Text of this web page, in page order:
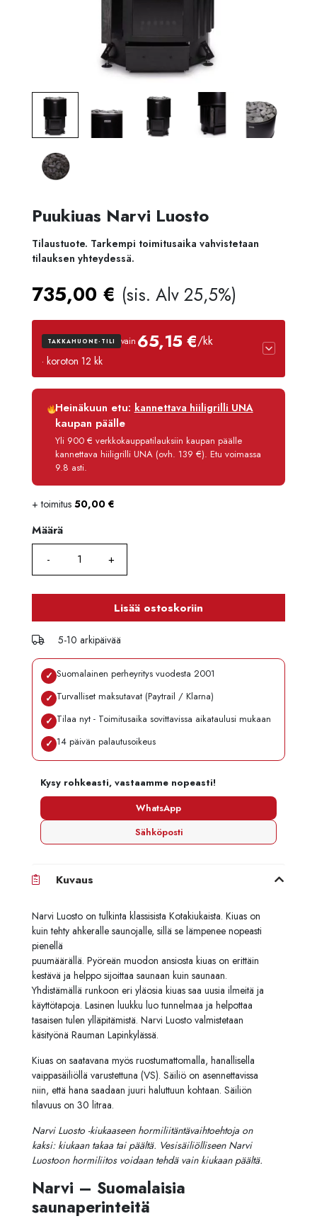
Puukiuas Narvi Luosto
Tilaustuote. Tarkempi toimitusaika vahvistetaan
tilauksen yhteydessä.
735,00 € (sis. Alv 25,5%)
TAKKAHUONE-TILI vain 65,15 €/kk
· koroton 12 kk
Luottoaika
12 kk
Korko
Käsittelymaksu
3,90 €/kk
Maksettava yhteensä
781,80 €
Heinäkuun etu: kannettava hiiligrilli UNA
kaupan päälle
Yli 900 € verkkokauppatilauksiin kaupan päälle
kannettava hiiligrilli UNA (ovh. 139 €). Etu voimassa
9.8 asti.
+ toimitus 50,00 €
Määrä
Määrä
Lisää ostoskoriin
5-10 arkipäivää
✓ Suomalainen perheyritys vuodesta 2001
✓ Turvalliset maksutavat (Paytrail / Klarna)
✓ Tilaa nyt - Toimitusaika sovittavissa aikataulusi mukaan
✓ 14 päivän palautusoikeus
Kysy rohkeasti, vastaamme nopeasti!
WhatsApp
Sähköposti
Kuvaus
Narvi Luosto on tulkinta klassisista Kotakiukaista. Kiuas on
kuin tehty ahkeralle saunojalle, sillä se lämpenee nopeasti
pienellä
puumäärällä. Pyöreän muodon ansiosta kiuas on erittäin
kestävä ja helppo sijoittaa saunaan kuin saunaan.
Yhdistämällä runkoon eri yläosia kiuas saa uusia ilmeitä ja
käyttötapoja. Lasinen luukku luo tunnelmaa ja helpottaa
tasaisen tulen ylläpitämistä. Narvi Luosto valmistetaan
käsityönä Rauman Lapinkylässä.
Kiuas on saatavana myös ruostumattomalla, hanallisella
vaippasäiliöllä varustettuna (VS). Säiliö on asennettavissa
niin, että hana saadaan juuri haluttuun kohtaan. Säiliön
tilavuus on 30 litraa.
Narvi Luosto -kiukaaseen hormiliitäntävaihtoehtoja on
kaksi: kiukaan takaa tai päältä. Vesisäiliölliseen Narvi
Luostoon hormiliitos voidaan tehdä vain kiukaan päältä.
Narvi – Suomalaisia
saunaperinteitä